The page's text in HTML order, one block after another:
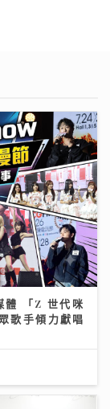
體 「Z 世代咪
歌手傾力獻唱